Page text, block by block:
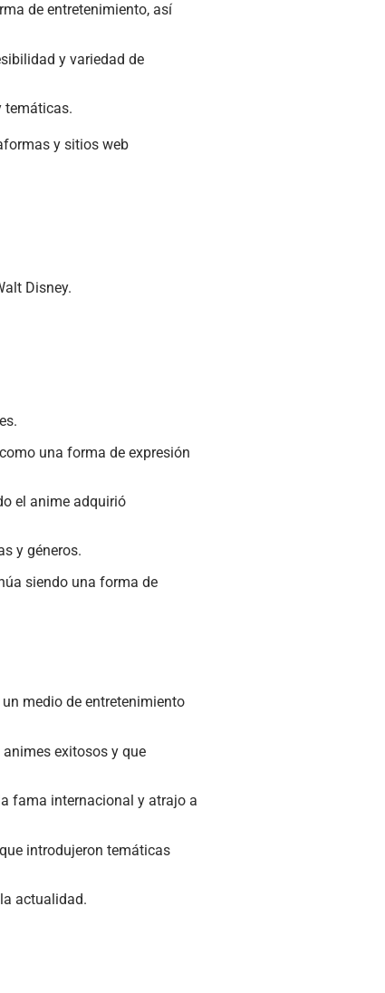
de entretenimiento, así
y variedad de
temáticas.
y sitios web
Disney.
una forma de expresión
el anime adquirió
y géneros.
siendo una forma de
medio de entretenimiento
exitosos y que
fama internacional y atrajo a
introdujeron temáticas
actualidad.